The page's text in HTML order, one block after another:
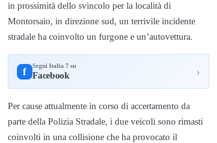
in prossimità dello svincolo per la località di
Montorsaio, in direzione sud, un terrivile incidente
stradale ha coinvolto un furgone e un’autovettura.
f Segui Italia 7 su
Facebook ›
Per cause attualmente in corso di accertamento da
parte della Polizia Stradale, i due veicoli sono rimasti
coinvolti in una collisione che ha provocato il